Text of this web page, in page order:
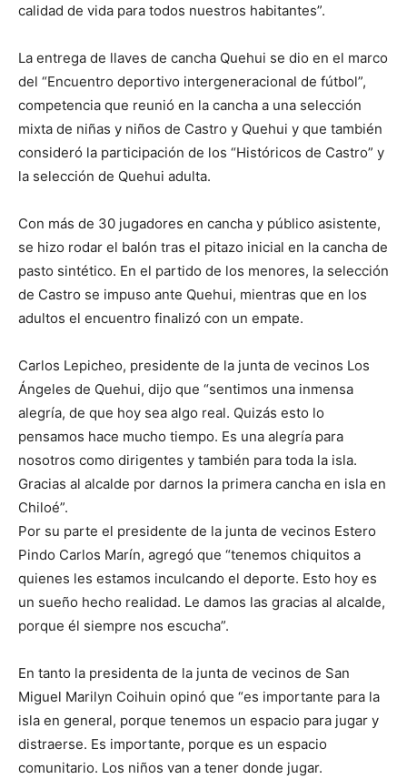
calidad de vida para todos nuestros habitantes”.
La entrega de llaves de cancha Quehui se dio en el marco
del “Encuentro deportivo intergeneracional de fútbol”,
competencia que reunió en la cancha a una selección
mixta de niñas y niños de Castro y Quehui y que también
consideró la participación de los “Históricos de Castro” y
la selección de Quehui adulta.
Con más de 30 jugadores en cancha y público asistente,
se hizo rodar el balón tras el pitazo inicial en la cancha de
pasto sintético. En el partido de los menores, la selección
de Castro se impuso ante Quehui, mientras que en los
adultos el encuentro finalizó con un empate.
Carlos Lepicheo, presidente de la junta de vecinos Los
Ángeles de Quehui, dijo que “sentimos una inmensa
alegría, de que hoy sea algo real. Quizás esto lo
pensamos hace mucho tiempo. Es una alegría para
nosotros como dirigentes y también para toda la isla.
Gracias al alcalde por darnos la primera cancha en isla en
Chiloé”.
Por su parte el presidente de la junta de vecinos Estero
Pindo Carlos Marín, agregó que “tenemos chiquitos a
quienes les estamos inculcando el deporte. Esto hoy es
un sueño hecho realidad. Le damos las gracias al alcalde,
porque él siempre nos escucha”.
En tanto la presidenta de la junta de vecinos de San
Miguel Marilyn Coihuin opinó que “es importante para la
isla en general, porque tenemos un espacio para jugar y
distraerse. Es importante, porque es un espacio
comunitario. Los niños van a tener donde jugar.